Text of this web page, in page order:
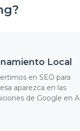
Local
en SEO para
aparezca en las
de Google en A